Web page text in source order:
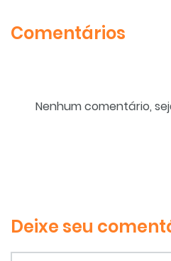
Comentários
Nenhum comentário,
Deixe seu